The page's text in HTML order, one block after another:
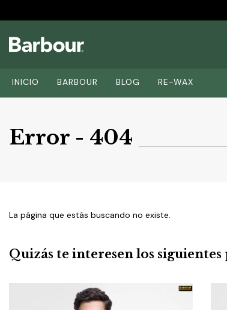
INICIO BARBOUR BLOG RE-WAX
Error - 404
La página que estás buscando no existe.
Quizás te interesen los